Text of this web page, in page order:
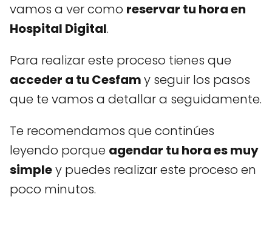
vamos a ver como reservar tu hora en
Hospital Digital.
Para realizar este proceso tienes que
acceder a tu Cesfamy seguir los pasos
que te vamos a detallar a seguidamente.
Te recomendamos que continúes
leyendo porque agendar tu hora es muy
simpley puedes realizar este proceso en
poco minutos.